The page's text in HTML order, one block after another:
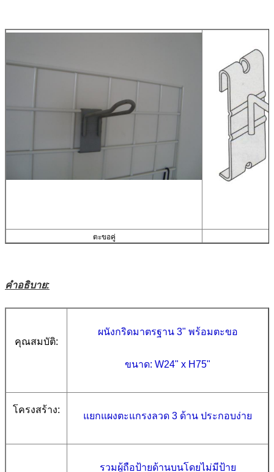
ตะขอคู่
คำอธิบาย:
คุณสมบัติ:
ผนังกริดมาตรฐาน 3" พร้อมตะขอ
ขนาด: W24" x H75"
โครงสร้าง:
แยกแผงตะแกรงลวด 3 ด้าน ประกอบง่าย
รวมผู้ถือป้ายด้านบนโดยไม่มีป้าย